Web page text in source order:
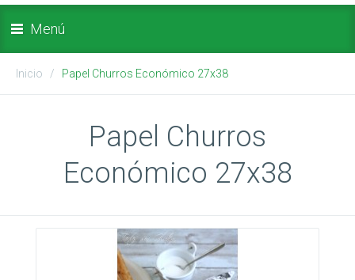
Menú
Inicio Papel Churros Económico 27x38
Papel Churros
Económico 27x38